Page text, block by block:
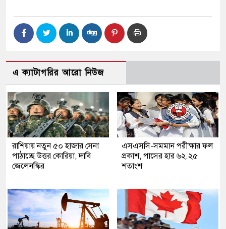
এ ক্যাটাগরির আরো নিউজ
রাশিয়ায় নতুন ৫০ হাজার সেনা
পাঠাচ্ছে উত্তর কোরিয়া, দাবি
জেলেনস্কির
এসএসসি-সমমান পরীক্ষার ফল
প্রকাশ, পাসের হার ৬২.২৫
শতাংশ